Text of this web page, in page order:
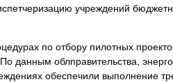
учреждений
по отбору пилотных
данным облправительства,
обеспечили выполнение